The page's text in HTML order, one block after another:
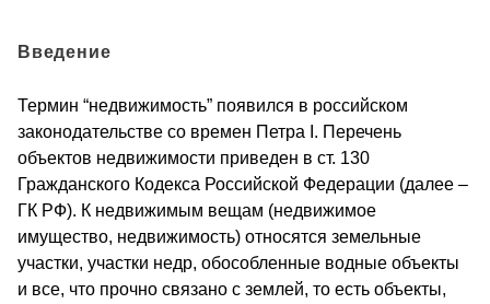
Введение
Термин “недвижимость” появился в российском
законодательстве со времен Петра I. Перечень
объектов недвижимости приведен в ст. 130
Гражданского Кодекса Российской Федерации (далее –
ГК РФ). К недвижимым вещам (недвижимое
имущество, недвижимость) относятся земельные
участки, участки недр, обособленные водные объекты
и все, что прочно связано с землей, то есть объекты,